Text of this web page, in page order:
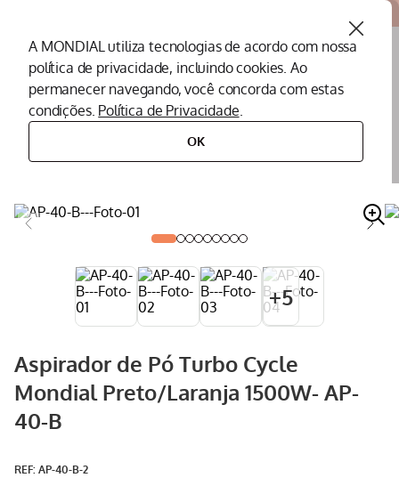
A MONDIAL utiliza tecnologias de acordo com nossa
política de privacidade, incluindo cookies. Ao
permanecer navegando, você concorda com estas
condições. Política de Privacidade.
OK
O que você procura?
eletroportáteis para casa
+5
Aspirador de Pó Turbo Cycle
Mondial Preto/Laranja 1500W- AP-
40-B
: AP-40-B-2
2 Air Fryer
Assistencia Tecnica
Liquidificador
Secador
7º Panificadora
8º Panela Elétrica
9º Aspirador